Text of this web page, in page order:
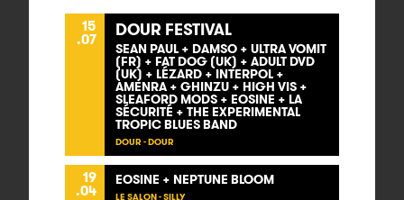
15
.07 DOUR FESTIVAL
SEAN PAUL + DAMSO + ULTRA VOMIT
(FR) + FAT DOG (UK) + ADULT DVD
(UK) + LÉZARD + INTERPOL +
AMENRA + GHINZU + HIGH VIS +
SLEAFORD MODS + EOSINE + LA
SÉCURITÉ + THE EXPERIMENTAL
TROPIC BLUES BAND
DOUR - DOUR
19
.04
EOSINE + NEPTUNE BLOOM
LE SALON - SILLY